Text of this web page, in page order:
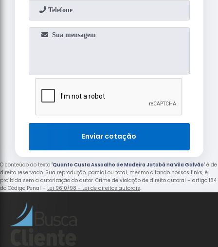
Enviar cotação
O conteúdo do texto "Quanto Custa Assoalho de Madeira Jatobá na Vila Galvão" é de
direito reservado. Sua reprodução, parcial ou total, mesmo citando nossos links, é
proibida sem a autorização do autor. Crime de violação de direito autoral – artigo 184
do Código Penal – Lei 9610/98 - Lei de direitos autorais.